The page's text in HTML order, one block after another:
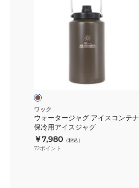
イ
ス
コ
ン
テ
ワック
ウォータージャグ アイスコンテナ
保冷用アイスジャグ
￥7,980 （税込）
72ポイント